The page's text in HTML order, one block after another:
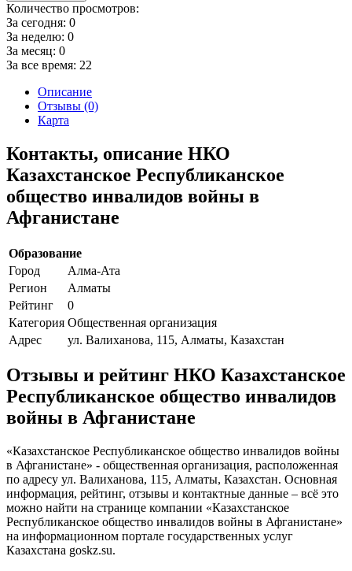
Количество просмотров:
За сегодня: 0
За неделю: 0
За месяц: 0
За все время: 22
Описание
Отзывы (0)
Карта
Контакты, описание НКО
Казахстанское Республиканское
общество инвалидов войны в
Афганистане
Образование
Город
Алма-Ата
Регион
Алматы
Рейтинг
0
Категория Общественная организация
Адрес
ул. Валиханова, 115, Алматы, Казахстан
Отзывы и рейтинг НКО Казахстанское
Республиканское общество инвалидов
войны в Афганистане
«Казахстанское Республиканское общество инвалидов войны
в Афганистане» - общественная организация, расположенная
по адресу ул. Валиханова, 115, Алматы, Казахстан. Основная
информация, рейтинг, отзывы и контактные данные – всё это
можно найти на странице компании «Казахстанское
Республиканское общество инвалидов войны в Афганистане»
на информационном портале государственных услуг
Казахстана goskz.su.